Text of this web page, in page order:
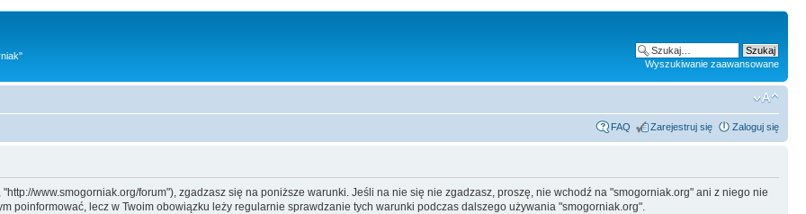
Wyszukiwanie zaawansowane
FAQ Zarejestruj się Zaloguj się
www.smogorniak.org/forum"), zgadzasz się na poniższe warunki. Jeśli na nie się nie zgadzasz, proszę, nie wchodź na "smogorniak.org" ani z niego nie
poinformować, lecz w Twoim obowiązku leży regularnie sprawdzanie tych warunki podczas dalszego używania "smogorniak.org".